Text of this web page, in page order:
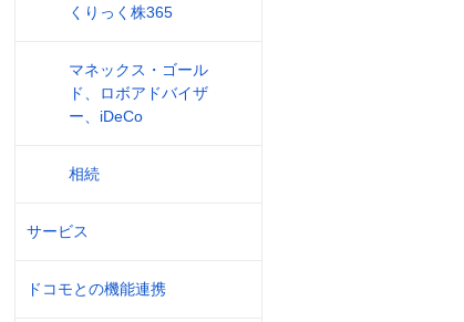
くりっく株365
マネックス・ゴール
ド、ロボアドバイザ
ー、iDeCo
相続
サービス
ドコモとの機能連携